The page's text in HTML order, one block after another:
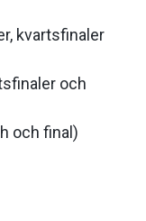
kvartsfinaler
och
och final)